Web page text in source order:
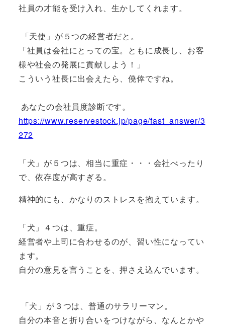
社員の才能を受け入れ、生かしてくれます。
「天使」が５つの経営者だと。
「社員は会社にとっての宝。ともに成長し、お客
様や社会の発展に貢献しよう！」
こういう社長に出会えたら、僥倖ですね。
あなたの会社員度診断です。
https://www.reservestock.jp/page/fast_answer/3
272
「犬」が５つは、相当に重症・・・会社べったり
で、依存度が高すぎる。
精神的にも、かなりのストレスを抱えています。
「犬」４つは、重症。
経営者や上司に合わせるのが、習い性になってい
ます。
自分の意見を言うことを、押さえ込んでいます。
「犬」が３つは、普通のサラリーマン。
自分の本音と折り合いをつけながら、なんとかや